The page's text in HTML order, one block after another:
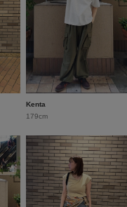
Kenta
179cm